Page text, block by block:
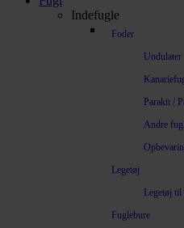
Indefugle
Foder
Undulater
Parakit /
Andre
Legetøj
Legetøj
Fuglebure